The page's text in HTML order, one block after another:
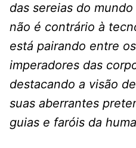
das sereias do
não é contrário à
está pairando entre
imperadores das
destacando a visão
suas aberrantes
guias e faróis da